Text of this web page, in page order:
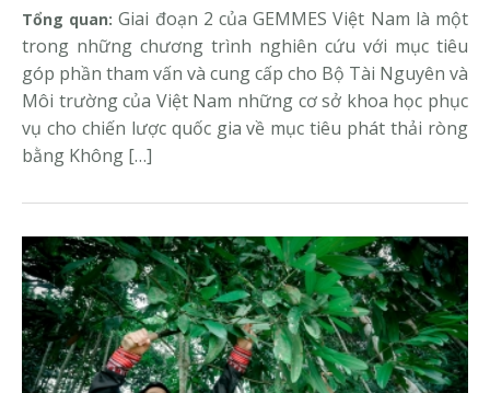
Tổng quan: Giai đoạn 2 của GEMMES Việt Nam là một
trong những chương trình nghiên cứu với mục tiêu
góp phần tham vấn và cung cấp cho Bộ Tài Nguyên và
Môi trường của Việt Nam những cơ sở khoa học phục
vụ cho chiến lược quốc gia về mục tiêu phát thải ròng
bằng Không […]